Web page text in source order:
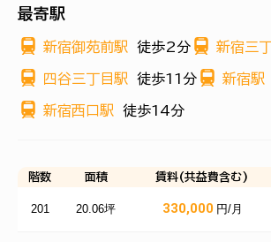
最寄駅
新宿御苑前駅 徒歩2分 新宿三
四谷三丁目駅 徒歩11分 新宿駅
新宿西口駅 徒歩14分
階数 面積 賃料(共益費含む)
201 20.06坪 330,000 円/月